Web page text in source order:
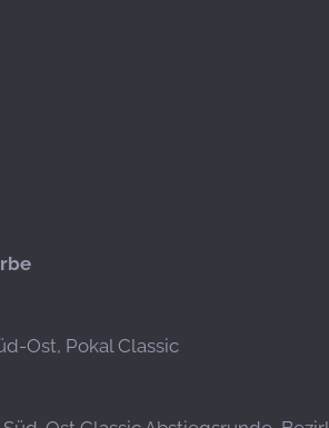
Ost, Pokal Classic